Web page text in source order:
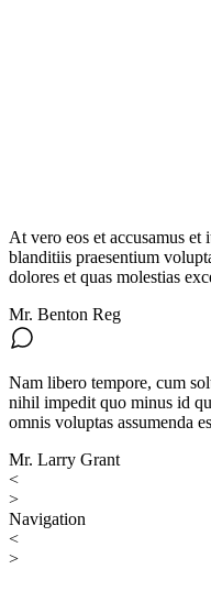
At vero eos et accusamus
blanditiis praesentium
dolores et quas molestias
Mr. Benton Reg
Nam libero tempore, cum
nihil impedit quo minus id
omnis voluptas assumenda
Mr. Larry Grant
<
>
Navigation
<
>